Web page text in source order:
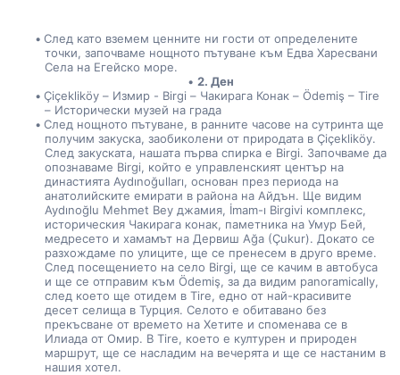
След като вземем ценните ни гости от определените
точки, започваме нощното пътуване към Едва Харесвани
Села на Егейско море.
2. Ден
Çiçekliköy – Измир - Birgi – Чакирага Конак – Ödemiş – Tire
– Исторически музей на града
След нощното пътуване, в ранните часове на сутринта ще
получим закуска, заобиколени от природата в Çiçekliköy.
След закуската, нашата първа спирка е Birgi. Започваме да
опознаваме Birgi, който е управленският център на
династията Aydınoğulları, основан през периода на
анатолийските емирати в района на Айдън. Ще видим
Aydınoğlu Mehmet Bey джамия, İmam-ı Birgivi комплекс,
историческия Чакирага конак, паметника на Умур Бей,
медресето и хамамът на Дервиш Аğa (Çukur). Докато се
разхождаме по улиците, ще се пренесем в друго време.
След посещението на село Birgi, ще се качим в автобуса
и ще се отправим към Ödemiş, за да видим panoramically,
след което ще отидем в Tire, едно от най-красивите
десет селища в Турция. Селото е обитавано без
прекъсване от времето на Хетите и споменава се в
Илиада от Омир. В Tire, което е културен и природен
маршрут, ще се насладим на вечерята и ще се настаним в
нашия хотел.